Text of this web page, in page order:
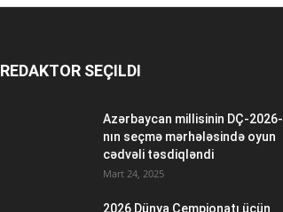
REDAKTOR SEÇILDI
Azərbaycan millisinin DÇ-2026-
nın seçmə mərhələsində oyun
cədvəli təsdiqləndi
Mart 24, 2025
2026 Dünya Çempionatı üçün